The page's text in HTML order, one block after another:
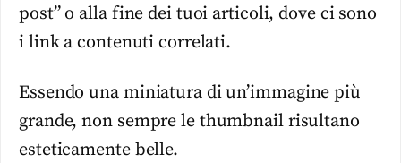
post” o alla fine dei tuoi articoli, dove ci sono
i link a contenuti correlati.
Essendo una miniatura di un’immagine più
grande, non sempre le thumbnail risultano
esteticamente belle.